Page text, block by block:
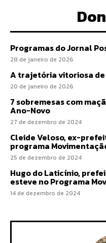
Programas do Jornal
28 de janeiro de 2026
A trajetória vitoriosa de
20 de janeiro de 2026
7 sobremesas com
Ano-Novo
27 de dezembro de 2024
Cleide Veloso, ex-
programa
25 de dezembro de 2024
Hugo do Laticínio,
esteve no Programa
14 de dezembro de 2024